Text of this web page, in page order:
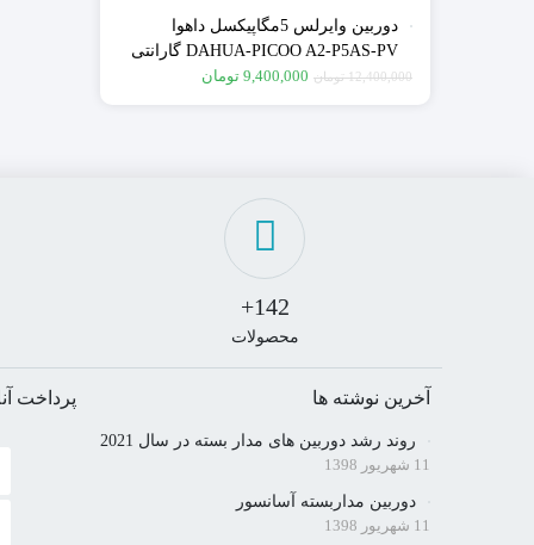
دوربین وایرلس 5مگاپیکسل داهوا
DAHUA-PICOO A2-P5AS-PV گارانتی
اصلی پارس ارتباط
12,400,000 تومان 9,400,000 تومان
142+
محصولات
آخرین نوشته ها
روند رشد دوربین های مدار بسته در سال 2021
11 شهریور 1398
دوربین مداربسته آسانسور
11 شهریور 1398
پرداخت